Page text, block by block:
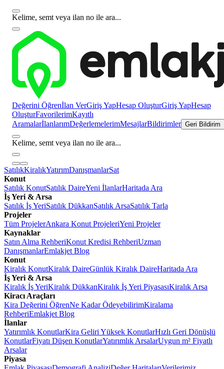
Kelime, semt veya ilan no ile ara...
Değerini Öğrenİlan VerGiriş YapHesap OluşturGiriş YapHesap
OluşturFavorilerimKayıtlı
AramalarİlanlarımDeğerlemelerimMesajlarBildirimler Geri Bildirim
Kelime, semt veya ilan no ile ara...
SatılıkKiralıkYatırımDanışmanlarSat
Konut
Satılık KonutSatılık DaireYeni İlanlarHaritada Ara
İş Yeri & Arsa
Satılık İş YeriSatılık DükkanSatılık ArsaSatılık Tarla
Projeler
Tüm ProjelerAnkara Konut ProjeleriYeni Projeler
Kaynaklar
Satın Alma RehberiKonut Kredisi RehberiUzman
DanışmanlarEmlakjet Blog
Konut
Kiralık KonutKiralık DaireGünlük Kiralık DaireHaritada Ara
İş Yeri & Arsa
Kiralık İş YeriKiralık DükkanKiralık İş Yeri PiyasasıKiralık Arsa
Kiracı Araçları
Kira Değerini ÖğrenNe Kadar ÖdeyebilirimKiralama
RehberiEmlakjet Blog
İlanlar
Yatırımlık KonutlarKira Geliri Yüksek KonutlarHızlı Geri Dönüşlü
KonutlarFiyatı Düşen KonutlarYatırımlık ArsalarUygun m² Fiyatlı
Arsalar
Piyasa